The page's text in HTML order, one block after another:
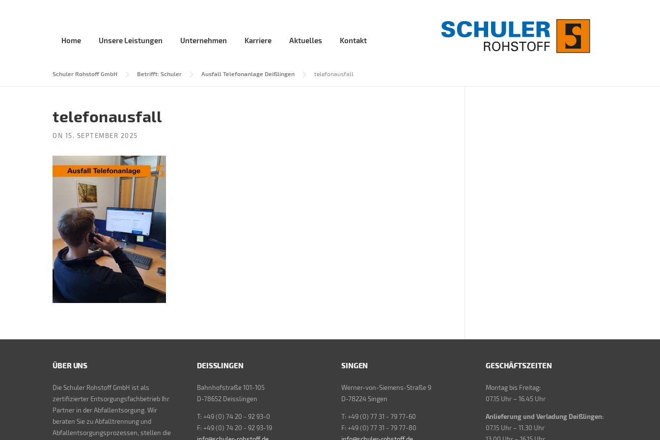
Home Unsere Leistungen Unternehmen Karriere Aktuelles Kontakt
Schuler Rohstoff GmbH Betrifft: Schuler Ausfall Telefonanlage Deißlingen telefonausfall
telefonausfall
ON 15. SEPTEMBER 2025
ÜBER UNS
Die Schuler Rohstoff GmbH ist als
zertifizierter Entsorgungsfachbetrieb Ihr
Partner in der Abfallentsorgung. Wir
beraten Sie zu Abfalltrennung und
Abfallentsorgungsprozessen, stellen die
DEISSLINGEN
Bahnhofstraße 101-105
D-78652 Deisslingen
T: +49 (0) 74 20 - 92 93-0
F: +49 (0) 74 20 - 92 93-19
SINGEN
Werner-von-Siemens-Straße 9
D-78224 Singen
T: +49 (0) 77 31 - 79 77-60
F: +49 (0) 77 31 - 79 77-80
GESCHÄFTSZEITEN
Montag bis Freitag:
07.15 Uhr – 16.45 Uhr
Anlieferung und Verladung Deißlingen:
07.15 Uhr – 11.30 Uhr